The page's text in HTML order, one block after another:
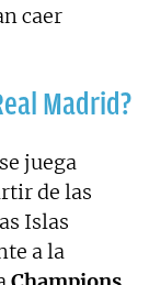
caer
Madrid?
se juega
de las
Islas
a la